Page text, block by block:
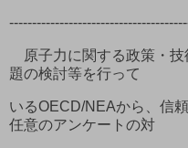
原子力に関する政策・技
題の検討等を行って
いるOECD/NEAから、信
任意のアンケートの対